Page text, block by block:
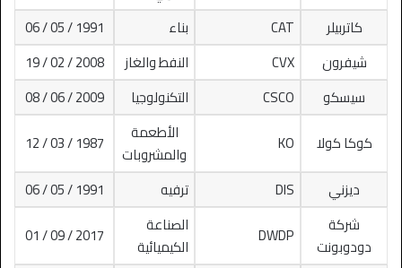
كاتربيلر
CAT بناء
1991 / 05 / 06
شيفرون
CVX النفط والغاز
2008 / 02 / 19
سيسكو
CSCO التكنولوجيا
2009 / 06 / 08
كوكا كولا
KO
الأطعمة
والمشروبات
1987 / 03 / 12
ديزني
DIS ترفيه
1991 / 05 / 06
شركة
دودوبونت
DWDP
الصناعة
الكيميائية
2017 / 09 / 01